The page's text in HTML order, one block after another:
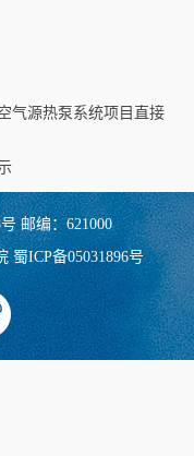
气源热泵系统项目直接
邮编：621000
蜀ICP备05031896号